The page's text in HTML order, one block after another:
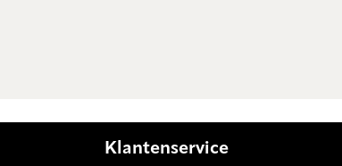
Klantenservice